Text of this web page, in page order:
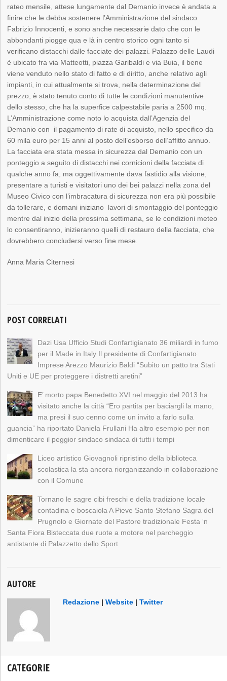
rateo mensile, attese lungamente dal Demanio invece è andata a
finire che le debba sostenere l’Amministrazione del sindaco
Fabrizio Innocenti, e sono anche necessarie dato che con le
abbondanti piogge qua e là in centro storico ogni tanto si
verificano distacchi dalle facciate dei palazzi. Palazzo delle Laudi
è ubicato fra via Matteotti, piazza Garibaldi e via Buia, il bene
viene venduto nello stato di fatto e di diritto, anche relativo agli
impianti, in cui attualmente si trova, nella determinazione del
prezzo, è stato tenuto conto di tutte le condizioni manutentive
dello stesso, che ha la superfice calpestabile paria a 2500 mq.
L’Amministrazione come noto lo acquista dall’Agenzia del
Demanio con il pagamento di rate di acquisto, nello specifico da
60 mila euro per 15 anni al posto dell’esborso dell’affitto annuo.
La facciata era stata messa in sicurezza dal Demanio con un
ponteggio a seguito di distacchi nei cornicioni della facciata di
qualche anno fa, ma oggettivamente dava fastidio alla visione,
presentare a turisti e visitatori uno dei bei palazzi nella zona del
Museo Civico con l’imbracatura di sicurezza non era più possibile
da tollerare, e domani iniziano lavori di smontaggio del ponteggio
mentre dal inizio della prossima settimana, se le condizioni meteo
lo consentiranno, inizieranno quelli di restauro della facciata, che
dovrebbero concludersi verso fine mese.
Anna Maria Citernesi
POST CORRELATI
Dazi Usa Ufficio Studi Confartigianato 36 miliardi in fumo
per il Made in Italy Il presidente di Confartigianato
Imprese Arezzo Maurizio Baldi “Subito un patto tra Stati
Uniti e UE per proteggere i distretti aretini”
E’ morto papa Benedetto XVI nel maggio del 2013 ha
visitato anche la città “Ero partita per baciargli la mano,
ma presi il suo cenno come un invito a farlo sulla
guancia” ha riportato Daniela Frullani Ha altro esempio per non
dimenticare il peggior sindaco sindaca di tutti i tempi
Liceo artistico Giovagnoli ripristino della biblioteca
scolastica la sta ancora riorganizzando in collaborazione
con il Comune
Tornano le sagre cibi freschi e della tradizione locale
contadina e boscaiola A Pieve Santo Stefano Sagra del
Prugnolo e Giornate del Pastore tradizionale Festa ‘n
Santa Fiora Bisteccata due ruote a motore nel parcheggio
antistante di Palazzetto dello Sport
AUTORE
Redazione |Website |Twitter
CATEGORIE